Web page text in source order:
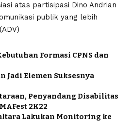
atas partisipasi Dino Andrian
publik yang lebih
Formasi CPNS dan
Jadi Elemen Suksesnya
Penyandang Disabilitas
2K22
Lakukan Monitoring ke